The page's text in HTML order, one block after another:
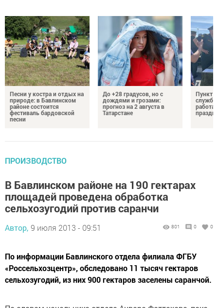
Песни у костра и отдых на
природе: в Бавлинском
районе состоится
фестиваль бардовской
песни
До +28 градусов, но с
дождями и грозами:
прогноз на 2 августа в
Татарстане
Пункт
службу
ПРОИЗВОДСТВО
В Бавлинском районе на 190 гектарах
площадей проведена обработка
сельхозугодий против саранчи
Автор, 9 июля 2013 - 09:51 801 0 0
По информации Бавлинского отдела филиала ФГБУ
«Россельхозцентр», обследовано 11 тысяч гектаров
сельхозугодий, из них 900 гектаров заселены саранчой.